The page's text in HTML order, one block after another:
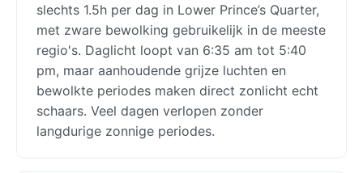
slechts 1.5h per dag in Lower Prince’s Quarter,
met zware bewolking gebruikelijk in de meeste
regio's. Daglicht loopt van 6:35 am tot 5:40
pm, maar aanhoudende grijze luchten en
bewolkte periodes maken direct zonlicht echt
schaars. Veel dagen verlopen zonder
langdurige zonnige periodes.